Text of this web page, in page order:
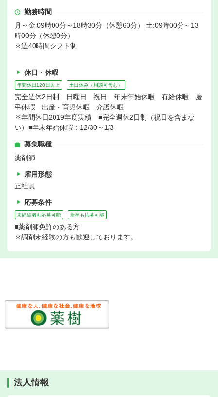
勤務時間
月～金:09時00分～18時30分（休憩60分）,土:09時00分～13
時00分（休憩0分）
※週40時間シフト制
休日・休暇
年間休日120日以上 土日休み（相談可含む）
完全週休2日制 日曜日 祝日 年末年始休暇 有給休暇 慶
弔休暇 出産・育児休暇 介護休暇
※年間休日2019年度実績 ■完全週休2日制（祝日を含まな
い）■年末年始休暇：12/30～1/3
募集職種
薬剤師
雇用形態
正社員
応募条件
未経験者も応募可能 新卒も応募可能
■薬剤師免許のある方
※調剤未経験の方も歓迎しております。
法人情報